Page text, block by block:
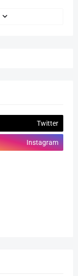
Twitter
Instagram